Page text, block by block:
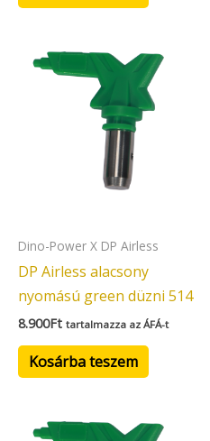
Dino-Power X DP Airless
DP Airless alacsony
nyomású green düzni 514
8.900Ft tartalmazza az ÁFÁ-t
Kosárba teszem